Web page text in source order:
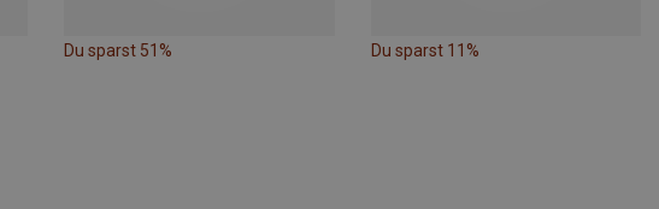
Du sparst 51% Du sparst 11%